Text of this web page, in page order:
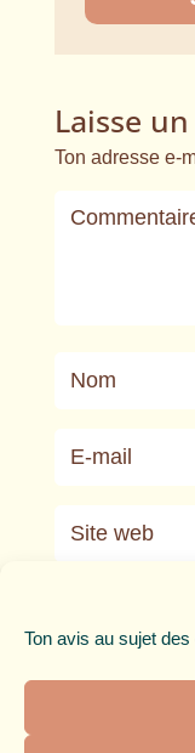
Ton avis au sujet
Laisse
Ton adresse e-
A